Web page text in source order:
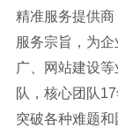
精准服务提供商
服务宗旨，为
广、网站建设
队，核心团队
突破各种难题